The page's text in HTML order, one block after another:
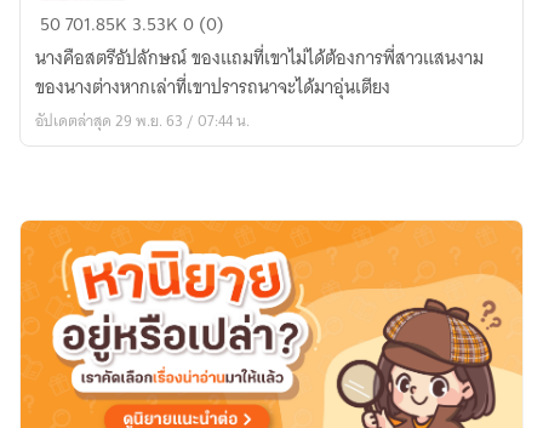
หล
ยอิง
องค์
หญิง
แห่ง
แคว้น
หนาน
(จบ)
50701.85K 3.53K0 (0)
นางคือสตรีอัปลักษณ์ ของแถมที่เขาไม่ได้ต้องการพี่สาวแสนงาม
ของนางต่างหากเล่าที่เขาปรารถนาจะได้มาอุ่นเตียง
อัปเดตล่าสุด 29 พ.ย. 63 / 07:44 น.